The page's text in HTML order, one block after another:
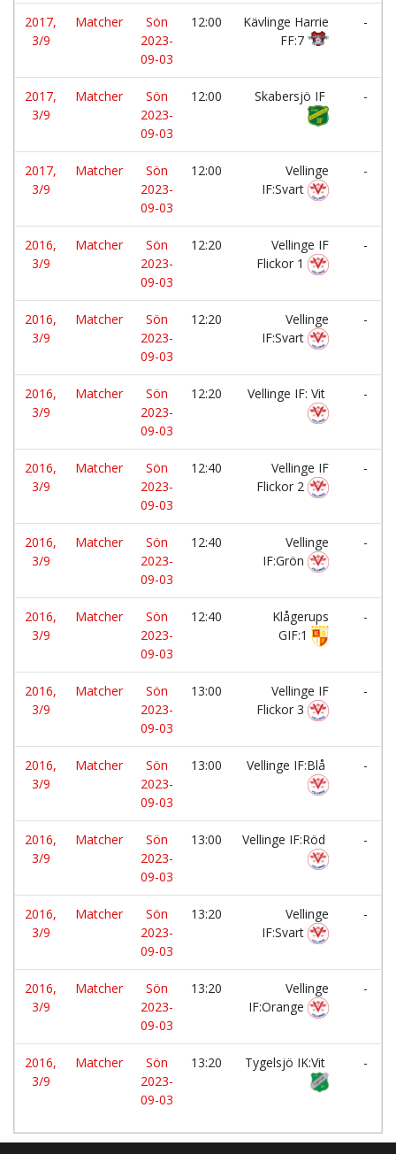
2017,
3/9
Matcher
Sön
2023-
09-03
12:00
Kävlinge Harrie
FF:7
-
2017,
3/9
Matcher
Sön
2023-
09-03
12:00 Skabersjö IF -
2017,
3/9
Matcher
Sön
2023-
09-03
12:00
Vellinge
IF:Svart
-
2016,
3/9
Matcher
Sön
2023-
09-03
12:20
Vellinge IF
Flickor 1
-
2016,
3/9
Matcher
Sön
2023-
09-03
12:20
Vellinge
IF:Svart
-
2016,
3/9
Matcher
Sön
2023-
09-03
12:20 Vellinge IF: Vit -
2016,
3/9
Matcher
Sön
2023-
09-03
12:40
Vellinge IF
Flickor 2
-
2016,
3/9
Matcher
Sön
2023-
09-03
12:40
Vellinge
IF:Grön
-
2016,
3/9
Matcher
Sön
2023-
09-03
12:40
Klågerups
GIF:1
-
2016,
3/9
Matcher
Sön
2023-
09-03
13:00
Vellinge IF
Flickor 3
-
2016,
3/9
Matcher
Sön
2023-
09-03
13:00 Vellinge IF:Blå -
2016,
3/9
Matcher
Sön
2023-
09-03
13:00 Vellinge IF:Röd -
2016,
3/9
Matcher
Sön
2023-
09-03
13:20
Vellinge
IF:Svart
-
2016,
3/9
Matcher
Sön
2023-
09-03
13:20
Vellinge
IF:Orange
-
2016,
3/9
Matcher
Sön
2023-
09-03
13:20 Tygelsjö IK:Vit -